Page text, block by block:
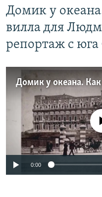
Домик у
вилла для
репортаж с
No media
0:00